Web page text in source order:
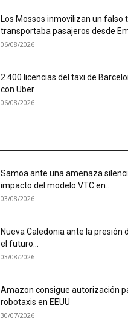
Los Mossos inmovilizan un falso
transportaba pasajeros desde
06/08/2026
2.400 licencias del taxi de
con Uber
06/08/2026
Samoa ante una amenaza
impacto del modelo VTC en...
03/08/2026
Nueva Caledonia ante la presión
el futuro...
03/08/2026
Amazon consigue autorización
robotaxis en EEUU
30/07/2026